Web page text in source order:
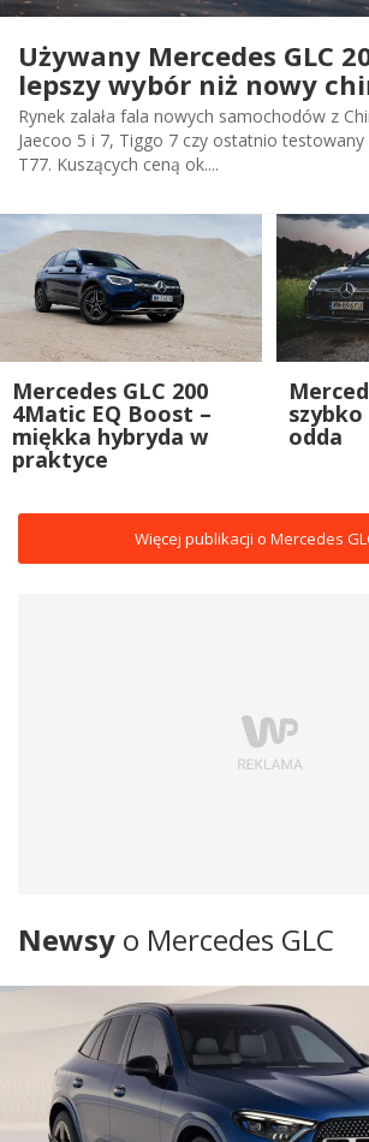
Używany Mercedes GLC
lepszy wybór niż nowy
Rynek zalała fala nowych samochodów z
Jaecoo 5 i 7, Tiggo 7 czy ostatnio
T77. Kuszących ceną ok....
Mercedes GLC 200
4Matic EQ Boost –
miękka hybryda w
praktyce
odda
Więcej publikacji o Mercedes
Newsy o Mercedes GLC